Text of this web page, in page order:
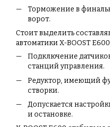
Торможение в
ворот.
Стоит выделить
автоматики X-BOOST
Подключение
станций управления.
Редуктор, имеющий
створки.
Допускается
и остановке.